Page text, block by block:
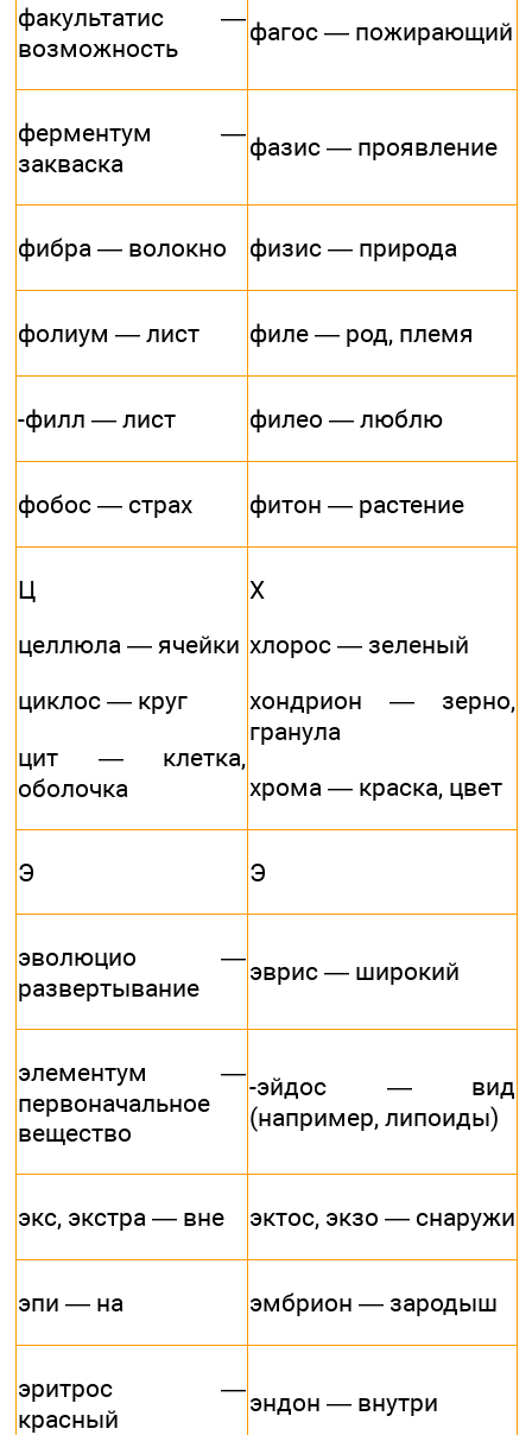
факультатис —
возможность
фагос — пожирающий
ферментум —
закваска
фазис — проявление
фибра — волокно физис — природа
фолиум — лист филе — род, племя
-филл — лист филео — люблю
фобос — страх фитон — растение
Ц
целлюла — ячейки
циклос — круг
цит — клетка,
оболочка
X
хлорос — зеленый
хондрион — зерно,
гранула
хрома — краска, цвет
Э Э
эволюцио —
развертывание
эврис — широкий
элементум —
первоначальное
вещество
-эйдос — вид
(например, липоиды)
экс, экстра — вне эктос, экзо — снаружи
эпи — на эмбрион — зародыш
эритрос —
красный
эндон — внутри